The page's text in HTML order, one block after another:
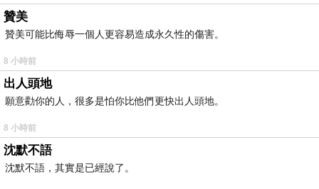
贊美
贊美可能比侮辱一個人更容易造成永久性的傷害。
8 小時前
出人頭地
願意勸你的人，很多是怕你比他們更快出人頭地。
8 小時前
沈默不語
沈默不語，其實是已經說了。